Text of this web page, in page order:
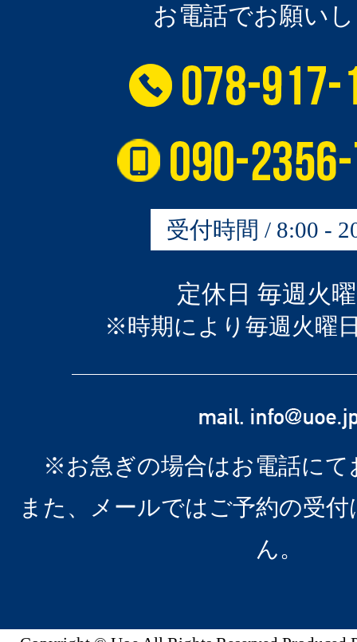
お電話でお願い
受付時間 / 8:00 -
定休日 毎週火
※時期により毎週火曜
※お急ぎの場合はお電話にて
また、メールではご予約の受
ん。